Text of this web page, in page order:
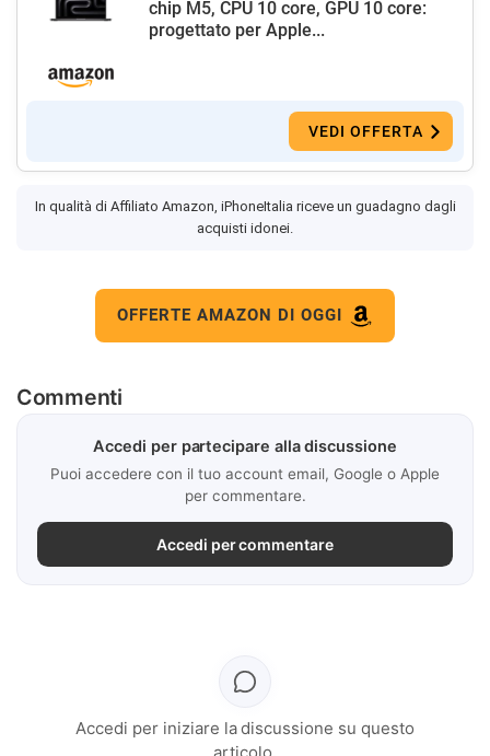
chip M5, CPU 10 core, GPU 10 core:
progettato per Apple...
VEDI OFFERTA
In qualità di Affiliato Amazon, iPhoneItalia riceve un guadagno dagli
acquisti idonei.
OFFERTE AMAZON DI OGGI
Commenti
Accedi per partecipare alla discussione
Puoi accedere con il tuo account email, Google o Apple
per commentare.
Accedi per commentare
Accedi per iniziare la discussione su questo